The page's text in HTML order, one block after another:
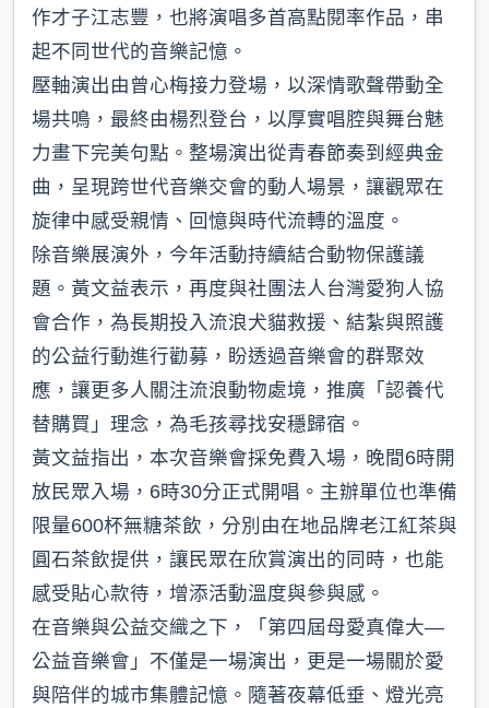
作才子江志豐，也將演唱多首高點閱率作品，串
起不同世代的音樂記憶。
壓軸演出由曾心梅接力登場，以深情歌聲帶動全
場共鳴，最終由楊烈登台，以厚實唱腔與舞台魅
力畫下完美句點。整場演出從青春節奏到經典金
曲，呈現跨世代音樂交會的動人場景，讓觀眾在
旋律中感受親情、回憶與時代流轉的溫度。
除音樂展演外，今年活動持續結合動物保護議
題。黃文益表示，再度與社團法人台灣愛狗人協
會合作，為長期投入流浪犬貓救援、結紮與照護
的公益行動進行勸募，盼透過音樂會的群聚效
應，讓更多人關注流浪動物處境，推廣「認養代
替購買」理念，為毛孩尋找安穩歸宿。
黃文益指出，本次音樂會採免費入場，晚間6時開
放民眾入場，6時30分正式開唱。主辦單位也準備
限量600杯無糖茶飲，分別由在地品牌老江紅茶與
圓石茶飲提供，讓民眾在欣賞演出的同時，也能
感受貼心款待，增添活動溫度與參與感。
在音樂與公益交織之下，「第四屆母愛真偉大—
公益音樂會」不僅是一場演出，更是一場關於愛
與陪伴的城市集體記憶。隨著夜幕低垂、燈光亮